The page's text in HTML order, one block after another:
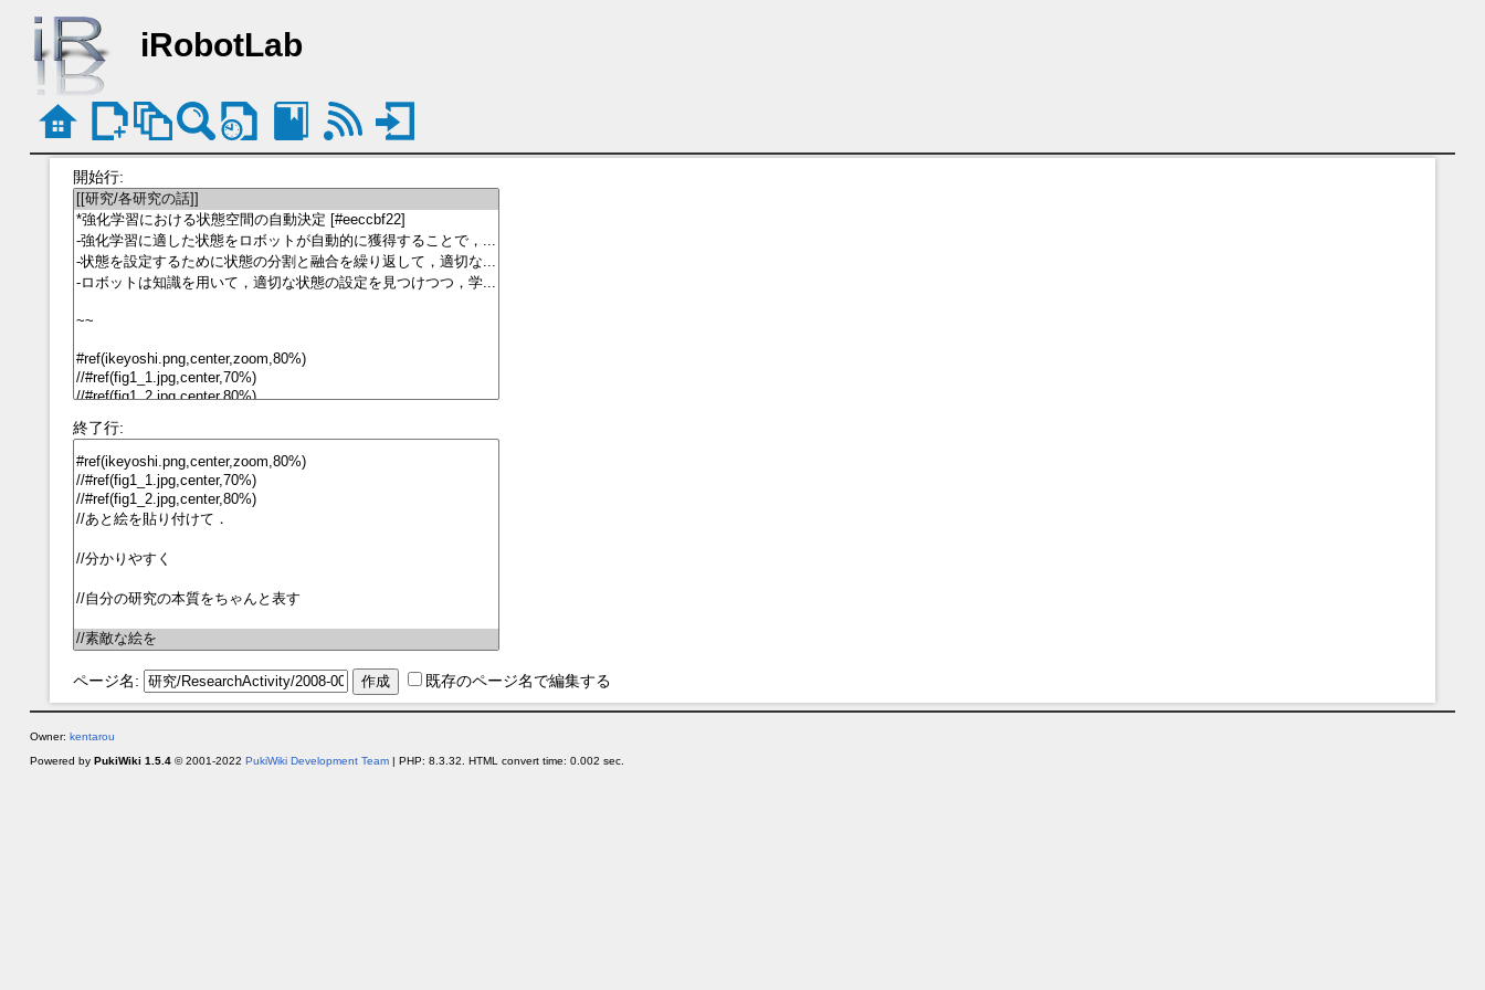
iRobotLab
開始行:
終了行:
ページ名: 既存のページ名で編集する
Owner: kentarou
Powered by PukiWiki 1.5.4© 2001-2022 PukiWiki Development Team| PHP: 8.3.32. HTML convert time: 0.002 sec.